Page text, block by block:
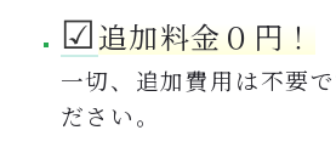
☑︎追加料金０円！
一切、追加費用は不要
ださい。